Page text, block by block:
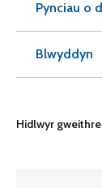
Pynciau o
Blwyddyn
Hidlwyr